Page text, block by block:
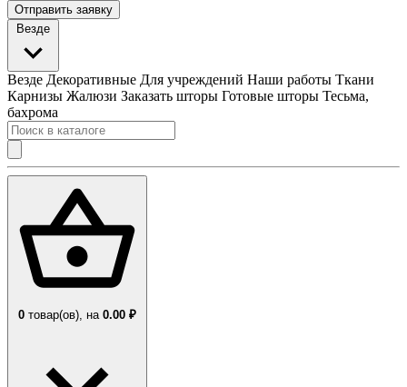
Отправить заявку
Везде
Везде Декоративные Для учреждений Наши работы Ткани
Карнизы Жалюзи Заказать шторы Готовые шторы Тесьма,
бахрома
0 товар(ов), на 0.00 ₽